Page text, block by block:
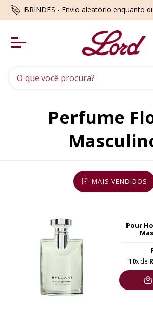
BRINDES - Envio aleatório enquanto
Perfume
MAIS VENDIDOS
Pour
10x de